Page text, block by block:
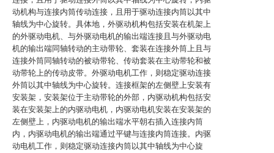
动机构与连接内筒传动连接，且用于驱动连接内筒以其中
轴线为中心旋转。具体地，外驱动机构包括安装在机架上
的外驱动电机、与外驱动电机的输出端连接且与外驱动电
机的输出端同轴转动的主动带轮、套装在连接外筒上且与
连接外筒同轴转动的被动带轮、传动套装在主动带轮和被
动带轮上的传动皮带。外驱动电机工作，则稳定驱动连接
外筒以其中轴线为中心旋转。连接框架的左侧壁上安装有
安装架，安装架位于主动带轮的外部，内驱动机构包括安
装在安装架上的内驱动电机，内驱动电机安装在安装架的
左侧壁上，内驱动电机的输出端水平朝右插入连接内筒
内，内驱动电机的输出端通过平键与连接内筒连接。内驱
动电机工作，则稳定驱动连接内筒以其中轴线为中心旋